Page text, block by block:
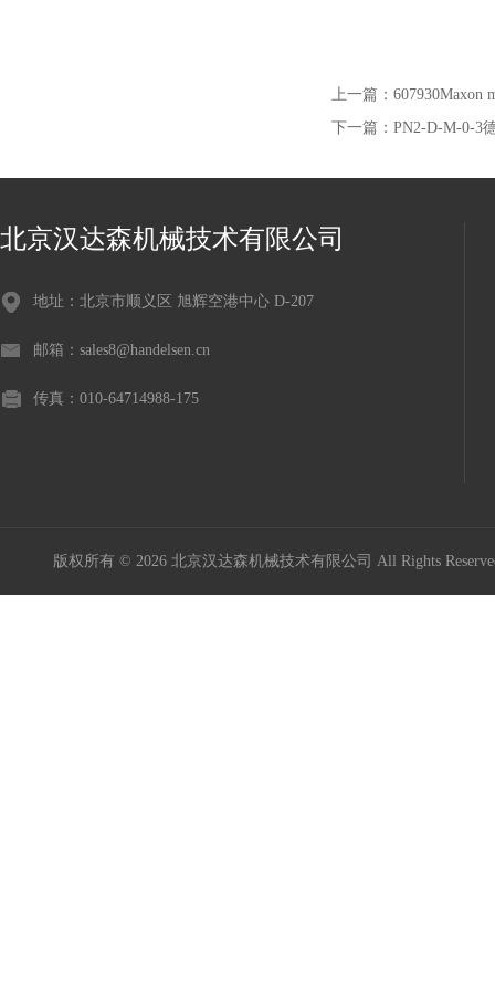
上一篇： 607930Maxon
下一篇： PN2-D-M-0-3
北京汉达森机械技术有限公司
地址：北京市顺义区 旭辉空港中心 D-207
邮箱：sales8@handelsen.cn
传真：010-64714988-175
版权所有 © 2026 北京汉达森机械技术有限公司 All Rights